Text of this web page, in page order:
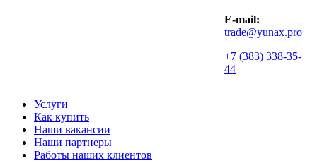
E-mail:
trade@yunax.pro
+7 (383) 338-35-
44
Услуги
Как купить
Наши вакансии
Наши партнеры
Работы наших клиентов